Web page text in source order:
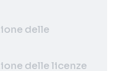
delle
delle licenze